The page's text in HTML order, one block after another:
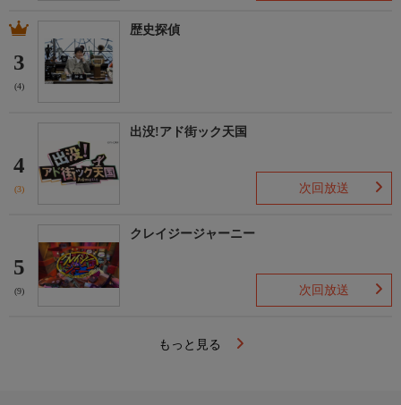
3
(4)
歴史探偵
4
(3)
出没!アド街ック天国
次回放送
5
(9)
クレイジージャーニー
次回放送
もっと見る